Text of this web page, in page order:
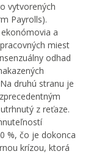
vytvorených
Payrolls).
a
miest
odhad
druhú stranu je
z reťaze.
%, čo je dokonca
krízou, ktorá